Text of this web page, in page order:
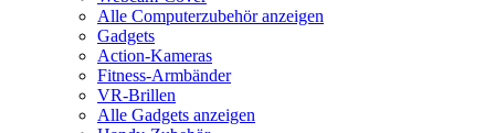
Alle Computerzubehör anzeigen
Gadgets
Action-Kameras
Fitness-Armbänder
VR-Brillen
Alle Gadgets anzeigen